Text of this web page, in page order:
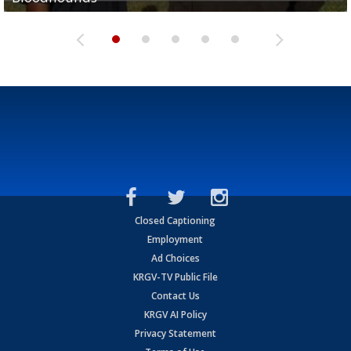
Closed Captioning
Employment
Ad Choices
KRGV-TV Public File
Contact Us
KRGV AI Policy
Privacy Statement